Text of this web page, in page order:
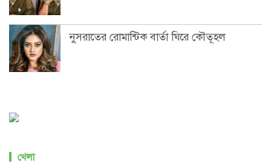
নুসরাতের রোমান্টিক বার্তা ঘিরে কৌতূহল
খেলা